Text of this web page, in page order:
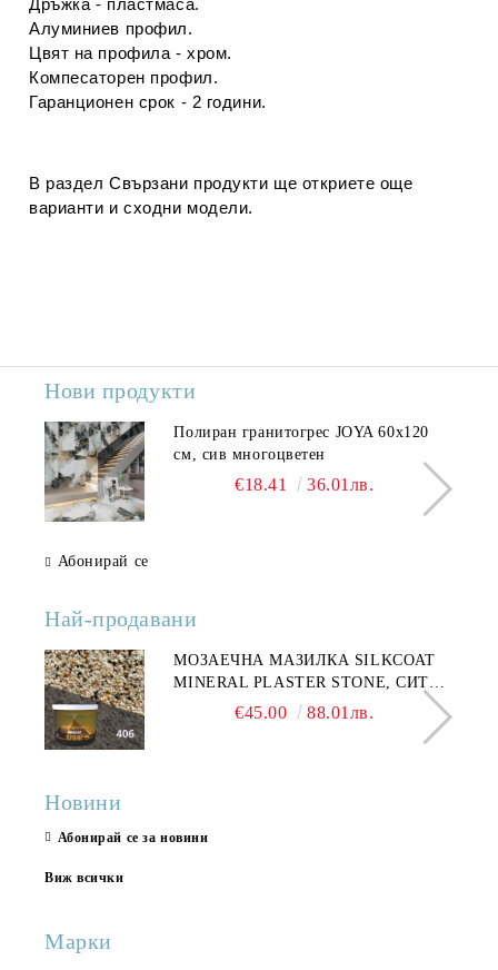
Дръжка - пластмаса.
Алуминиев профил.
Цвят на профила - хром.
Компесаторен профил.
Гаранционен срок - 2 години.
В разделСвързани продукти ще откриете още
варианти и сходни модели.
Нови продукти
Полиран гранитогрес JOYA 60x120
см, сив многоцветен
€18.41 36.01лв.
Абонирай се
Най-продавани
МОЗАЕЧНА МАЗИЛКА SILKCOAT
MINERAL PLASTER STONE, СИТЕН
КАМЪК 406 25КГ
€45.00 88.01лв.
Новини
Абонирай се за новини
Виж всички
Марки